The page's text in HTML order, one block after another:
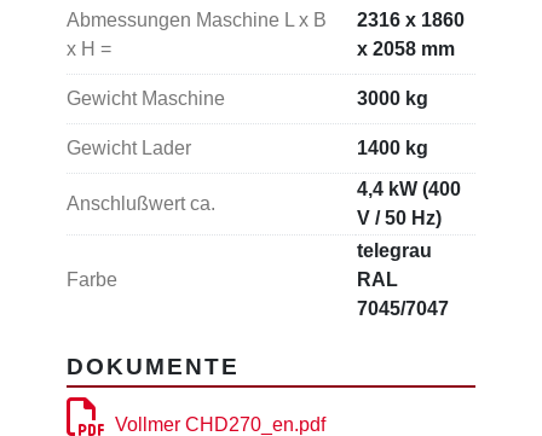
Abmessungen Maschine L x B
x H =
2316 x 1860
x 2058 mm
Gewicht Maschine 3000 kg
Gewicht Lader 1400 kg
Anschlußwert ca.
4,4 kW (400
V / 50 Hz)
Farbe
telegrau
RAL
7045/7047
DOKUMENTE
Vollmer CHD270_en.pdf